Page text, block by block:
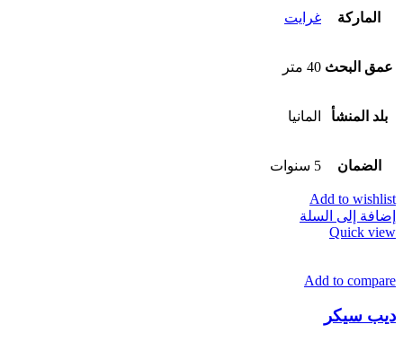
الماركة غرايت
عمق البحث 40 متر
بلد المنشأ المانيا
الضمان 5 سنوات
Add to wishlist
إضافة إلى السلة
Quick view
Add to compare
ديب سيكر